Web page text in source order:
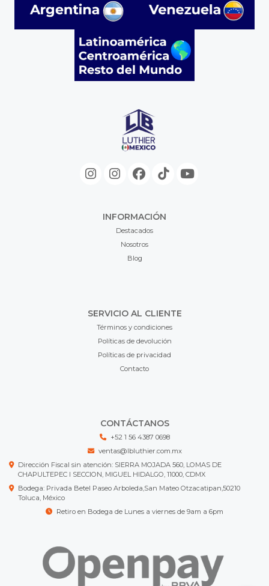
INFORMACIÓN
Destacados
Nosotros
Blog
SERVICIO AL CLIENTE
Términos y condiciones
Políticas de devolución
Políticas de privacidad
Contacto
CONTÁCTANOS
+52 1 56 4387 0698
ventas@lbluthier.com.mx
Dirección Fiscal sin atención: SIERRA MOJADA 560, LOMAS DE
CHAPULTEPEC I SECCION, MIGUEL HIDALGO, 11000, CDMX
Bodega: Privada Betel Paseo Arboleda,San Mateo Otzacatipan,50210
Toluca, México
Retiro en Bodega de Lunes a viernes de 9am a 6pm